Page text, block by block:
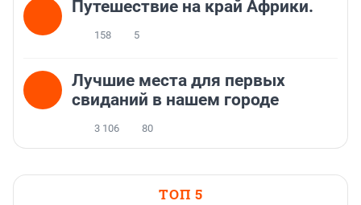
Путешествие на край Африки.
158 5
Лучшие места для первых
свиданий в нашем городе
3 106 80
ТОП 5